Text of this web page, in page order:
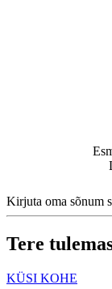
Kirjuta oma sõnum
Tere
KÜSI KOHE